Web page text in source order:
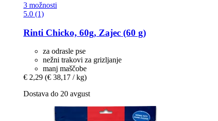
3 možnosti
5.0 (1)
Rinti Chicko, 60g, Zajec (60 g)
za odrasle pse
nežni trakovi za grizljanje
manj maščobe
€ 2,29 (€ 38,17 / kg)
Dostava do 20 avgust